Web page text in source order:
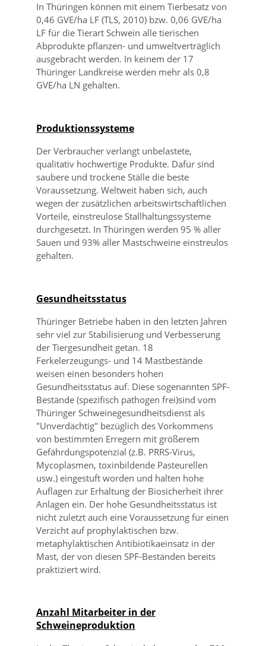
In Thüringen können mit einem Tierbesatz von
0,46 GVE/ha LF (TLS, 2010) bzw. 0,06 GVE/ha
LF für die Tierart Schwein alle tierischen
Abprodukte pflanzen- und umweltverträglich
ausgebracht werden. In keinem der 17
Thüringer Landkreise werden mehr als 0,8
GVE/ha LN gehalten.
Produktionssysteme
Der Verbraucher verlangt unbelastete,
qualitativ hochwertige Produkte. Dafür sind
saubere und trockene Ställe die beste
Voraussetzung. Weltweit haben sich, auch
wegen der zusätzlichen arbeitswirtschaftlichen
Vorteile, einstreulose Stallhaltungssysteme
durchgesetzt. In Thüringen werden 95 % aller
Sauen und 93% aller Mastschweine einstreulos
gehalten.
Gesundheitsstatus
Thüringer Betriebe haben in den letzten Jahren
sehr viel zur Stabilisierung und Verbesserung
der Tiergesundheit getan. 18
Ferkelerzeugungs- und 14 Mastbestände
weisen einen besonders hohen
Gesundheitsstatus auf. Diese sogenannten SPF-
Bestände (spezifisch pathogen frei)sind vom
Thüringer Schweinegesundheitsdienst als
Unverdächtig bezüglich des Vorkommens
von bestimmten Erregern mit größerem
Gefährdungspotenzial (z.B. PRRS-Virus,
Mycoplasmen, toxinbildende Pasteurellen
usw.) eingestuft worden und halten hohe
Auflagen zur Erhaltung der Biosicherheit ihrer
Anlagen ein. Der hohe Gesundheitsstatus ist
nicht zuletzt auch eine Voraussetzung für einen
Verzicht auf prophylaktischen bzw.
metaphylaktischen Antibiotikaeinsatz in der
Mast, der von diesen SPF-Beständen bereits
praktiziert wird.
Anzahl Mitarbeiter in der
Schweineproduktion